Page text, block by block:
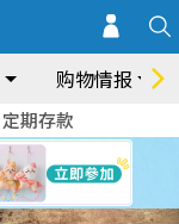
购物情报
定期存款